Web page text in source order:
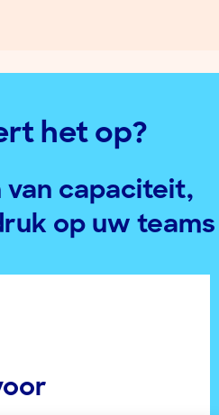
het op?
van capaciteit,
op uw teams